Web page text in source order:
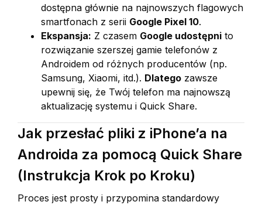
dostępna głównie na najnowszych flagowych
smartfonach z serii Google Pixel 10.
Ekspansja: Z czasem Google udostępni to
rozwiązanie szerszej gamie telefonów z
Androidem od różnych producentów (np.
Samsung, Xiaomi, itd.). Dlatego zawsze
upewnij się, że Twój telefon ma najnowszą
aktualizację systemu i Quick Share.
Jak przesłać pliki z iPhone’a na
Androida za pomocą Quick Share
(Instrukcja Krok po Kroku)
Proces jest prosty i przypomina standardowy